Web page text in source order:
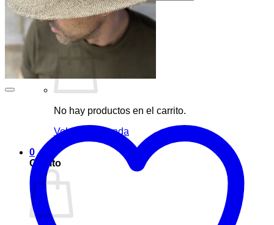
Acceder / Registrarse
Carrito /0,00€ 0
No hay productos en el carrito.
Volver a la tienda
0
Carrito